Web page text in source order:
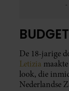
De 18-jarige
Letizia
look, die
Nederlandse